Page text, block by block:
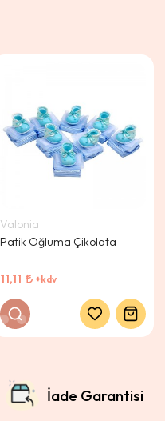
Valonia
Patik Oğluma Çikolata
11,11 +kdv
İade Garantisi